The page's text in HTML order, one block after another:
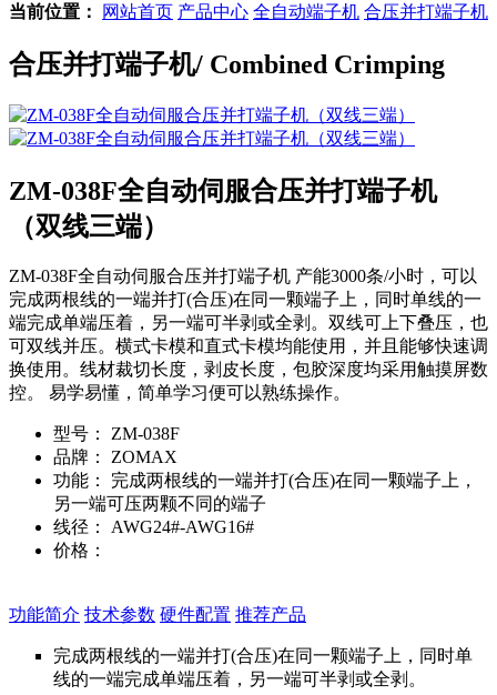
当前位置： 网站首页 产品中心 全自动端子机 合压并打端子机
合压并打端子机/ Combined Crimping
ZM-038F全自动伺服合压并打端子机
（双线三端）
ZM-038F全自动伺服合压并打端子机 产能3000条/小时，可以
完成两根线的一端并打(合压)在同一颗端子上，同时单线的一
端完成单端压着，另一端可半剥或全剥。双线可上下叠压，也
可双线并压。横式卡模和直式卡模均能使用，并且能够快速调
换使用。线材裁切长度，剥皮长度，包胶深度均采用触摸屏数
控。 易学易懂，简单学习便可以熟练操作。
型号：
ZM-038F
品牌：
ZOMAX
功能：
完成两根线的一端并打(合压)在同一颗端子上，
另一端可压两颗不同的端子
线径：
AWG24#-AWG16#
价格：
功能简介 技术参数 硬件配置 推荐产品
完成两根线的一端并打(合压)在同一颗端子上，同时单
线的一端完成单端压着，另一端可半剥或全剥。